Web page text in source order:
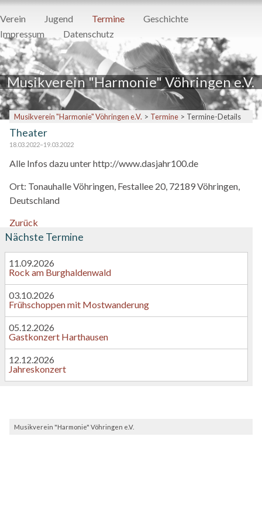
Navigation
Verein Jugend Termine
Geschichte
Impressum
Datenschutz
Musikverein "Harmonie" Vöhringen e.V.
Musikverein "Harmonie" Vöhringen e.V. Termine Termine-Details
Theater
18.03.2022–19.03.2022
Alle Infos dazu unter http://www.dasjahr100.de
Ort: Tonauhalle Vöhringen, Festallee 20, 72189 Vöhringen,
Deutschland
Zurück
Nächste Termine
11.09.2026
Rock am Burghaldenwald
03.10.2026
Frühschoppen mit Mostwanderung
05.12.2026
Gastkonzert Harthausen
12.12.2026
Jahreskonzert
Musikverein "Harmonie" Vöhringen e.V.